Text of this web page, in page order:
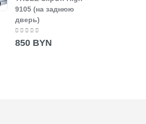
9105 (на заднюю
дверь)
850 BYN